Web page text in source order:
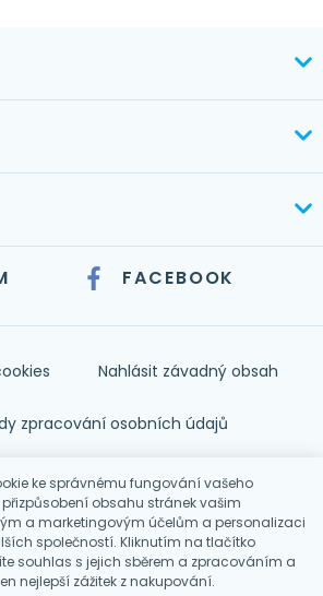
771 144 779
tex.cz
FACEBOOK
Nahlásit závadný obsah
zpracování osobních údajů
se zpracováním osobních údajů
Obchodní podmínky
ke správnému fungování vašeho
obsahu stránek vašim
a marketingovým účelům a personalizaci
společností. Kliknutím na tlačítko
souhlas s jejich sběrem a zpracováním a
nejlepší zážitek z nakupování.